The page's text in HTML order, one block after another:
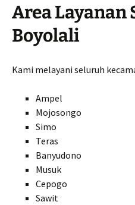
Area Layanan
Boyolali
Kami melayani seluruh
Ampel
Mojosongo
Simo
Teras
Banyudono
Musuk
Cepogo
Sawit